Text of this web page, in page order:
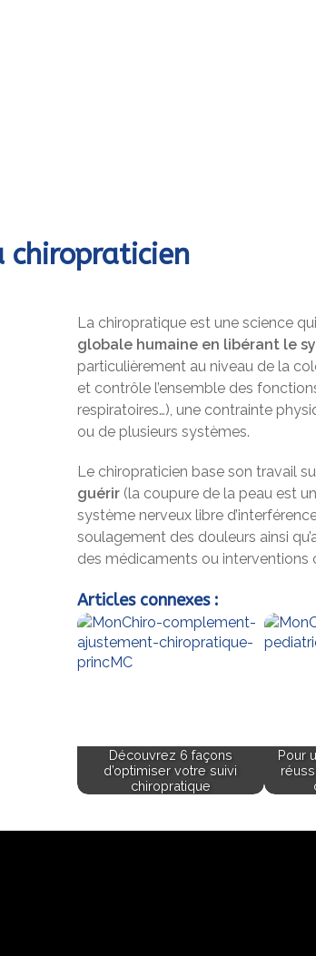
chiropraticien
La chiropratique est une science qui
globale humaine en libérant le
particulièrement au niveau de la
et contrôle l’ensemble des
respiratoires…), une contrainte
ou de plusieurs systèmes.
Le chiropraticien base son travail
guérir(la coupure de la peau est
système nerveux libre
soulagement des douleurs ainsi
des médicaments ou interventions
Articles connexes :
Découvrez 6 façons
d’optimiser votre suivi
chiropratique
Pour